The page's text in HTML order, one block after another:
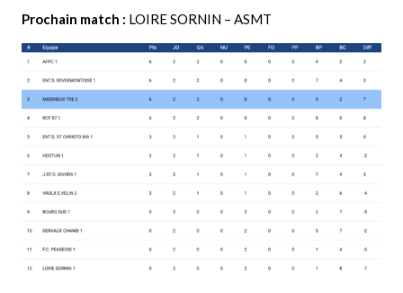
Prochain match : LOIRE SORNIN – ASMT